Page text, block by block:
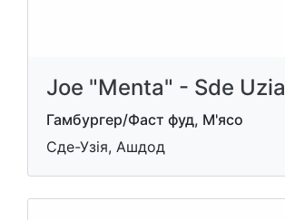
Joe "Menta" - Sde Uzia
Гамбургер/Фаст фуд, М'ясо
Сде-Узія, Ашдод